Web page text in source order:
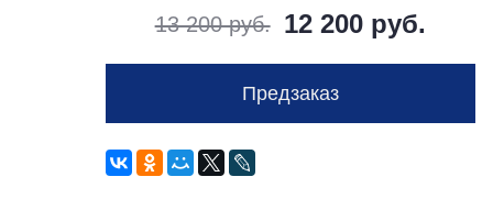
13 200 руб. 12 200 руб.
Предзаказ